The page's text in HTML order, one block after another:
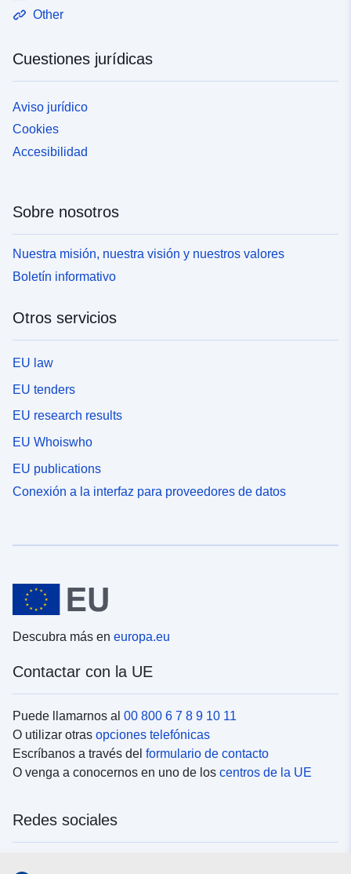
Other
Cuestiones jurídicas
Aviso jurídico
Cookies
Accesibilidad
Sobre nosotros
Nuestra misión, nuestra visión y nuestros valores
Boletín informativo
Otros servicios
EU law
EU tenders
EU research results
EU Whoiswho
EU publications
Conexión a la interfaz para proveedores de datos
Descubra más en europa.eu
Contactar con la UE
Puede llamarnos al 00 800 6 7 8 9 10 11
O utilizar otras opciones telefónicas
Escríbanos a través del formulario de contacto
O venga a conocernos en uno de los centros de la UE
Redes sociales